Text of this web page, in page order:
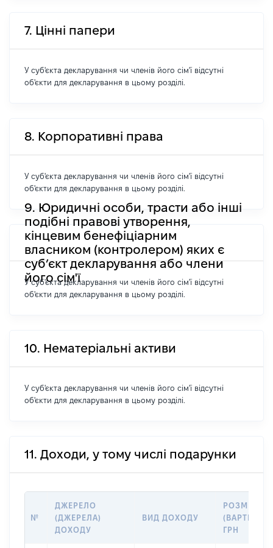
7. Цінні папери
У суб'єкта декларування чи членів його сім'ї відсутні
об'єкти для декларування в цьому розділі.
8. Корпоративні права
У суб'єкта декларування чи членів його сім'ї відсутні
об'єкти для декларування в цьому розділі.
9. Юридичні особи, трасти або інші
подібні правові утворення,
кінцевим бенефіціарним
власником (контролером) яких є
суб’єкт декларування або члени
його сім'ї
У суб'єкта декларування чи членів його сім'ї відсутні
об'єкти для декларування в цьому розділі.
10. Нематеріальні активи
У суб'єкта декларування чи членів його сім'ї відсутні
об'єкти для декларування в цьому розділі.
11. Доходи, у тому числі подарунки
№
ДЖЕРЕЛО
(ДЖЕРЕЛА)
ДОХОДУ
ВИД ДОХОДУ
РОЗМІР
(ВАРТІСТЬ),
ГРН